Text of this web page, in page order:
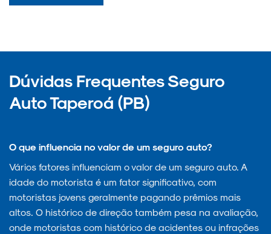
Dúvidas Frequentes Seguro
Auto Taperoá (PB)
O que influencia no valor de um seguro auto?
Vários fatores influenciam o valor de um seguro auto. A
idade do motorista é um fator significativo, com
motoristas jovens geralmente pagando prêmios mais
altos. O histórico de direção também pesa na avaliação,
onde motoristas com histórico de acidentes ou infrações